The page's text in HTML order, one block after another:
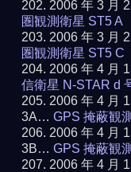
2006 年 3 月
圏観測衛星 ST5 A
2006 年 3 月
圏観測衛星 ST5 C
2006 年 4 月
信衛星 N-STAR d
2006 年 4 月
3A…GPS 掩蔽観
2006 年 4 月
3B…GPS 掩蔽観
2006 年 4 月